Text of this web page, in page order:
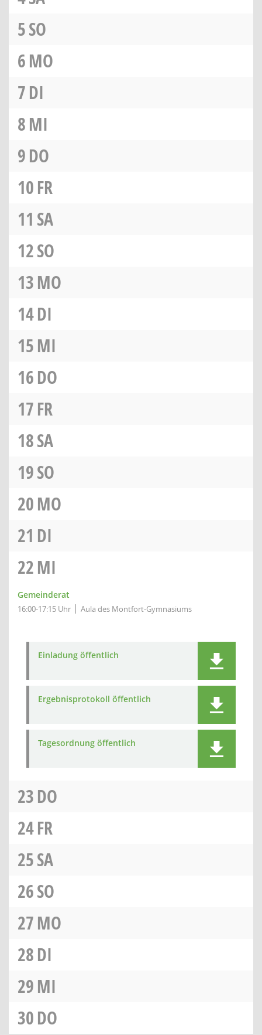
5SO
6MO
7DI
8MI
9DO
10FR
11 SA
12SO
13MO
14DI
15MI
16DO
17FR
18SA
19SO
20MO
21 DI
22MI
Gemeinderat
16:00-17:15 Uhr Aula des Montfort-Gymnasiums
Einladung öffentlich
Ergebnisprotokoll öffentlich
Tagesordnung öffentlich
23DO
24FR
25SA
26SO
27MO
28DI
29MI
30DO